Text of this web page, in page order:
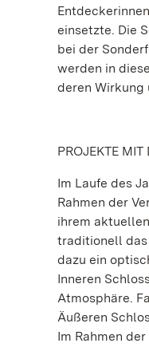
einsetzte. Die
bei der
werden in
deren Wirkung
PROJEKTE MIT
Im Laufe des
Rahmen der
ihrem
traditionell das
dazu ein
Inneren
Atmosphäre.
Äußeren
Im Rahmen